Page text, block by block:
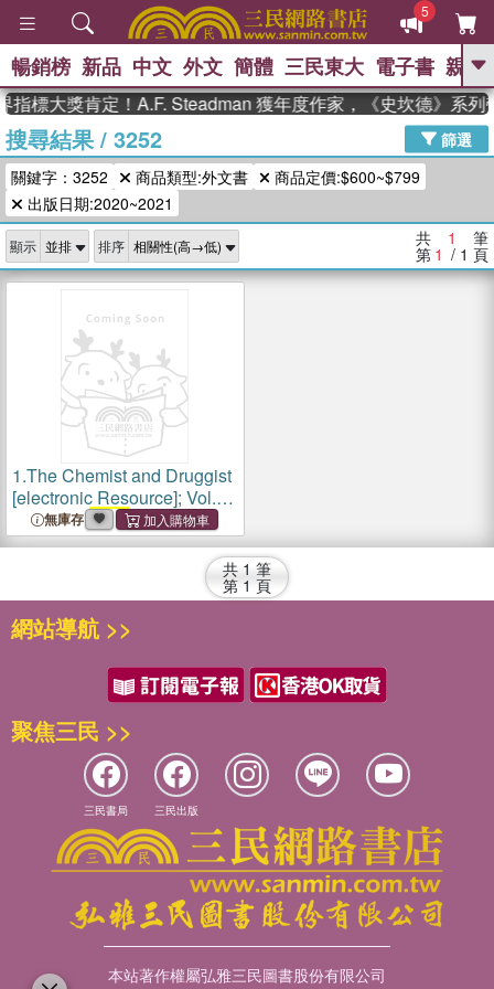
5
GO
高希均教授回憶錄
、 The Odyssey 、 父親節 、 如果歷
史是一群喵 、 暑期推薦 、 國際布克
登輝時代 、 數學女孩：黎曼猜想 、
偉大的迷走神經
暢銷榜 新品 中文 外文 簡體 三民東大 電子書 親子
指標大獎肯定！A.F. Steadman 獲年度作家，《史坎德》系列
搜尋結果/ 3252
篩選
關鍵字：3252
商品類型:外文書
商品定價:$600~$799
出版日期:2020~2021
顯示 排序 共 1 筆
第 1 / 1 頁
1.The Chemist and Druggist
[electronic Resource]; Vol.
137 = no.3252(6 June
1942)
無庫存
共 1 筆
第 1 頁
網站導航 >>
聚焦三民 >>
三民書局 三民出版
本站著作權屬弘雅三民圖書股份有限公司